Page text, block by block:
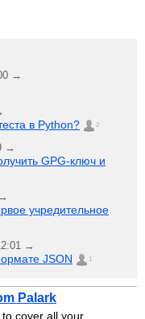
→
в Python? 2
→
GPG-ключ и
учредительное
→
JSON 1
Palark
cover all your